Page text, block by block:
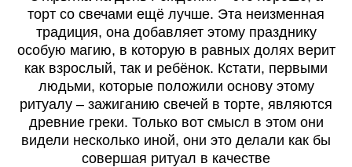
торт со свечами ещё лучше. Эта неизменная
традиция, она добавляет этому празднику
особую магию, в которую в равных долях верит
как взрослый, так и ребёнок. Кстати, первыми
людьми, которые положили основу этому
ритуалу – зажиганию свечей в торте, являются
древние греки. Только вот смысл в этом они
видели несколько иной, они это делали как бы
совершая ритуал в качестве